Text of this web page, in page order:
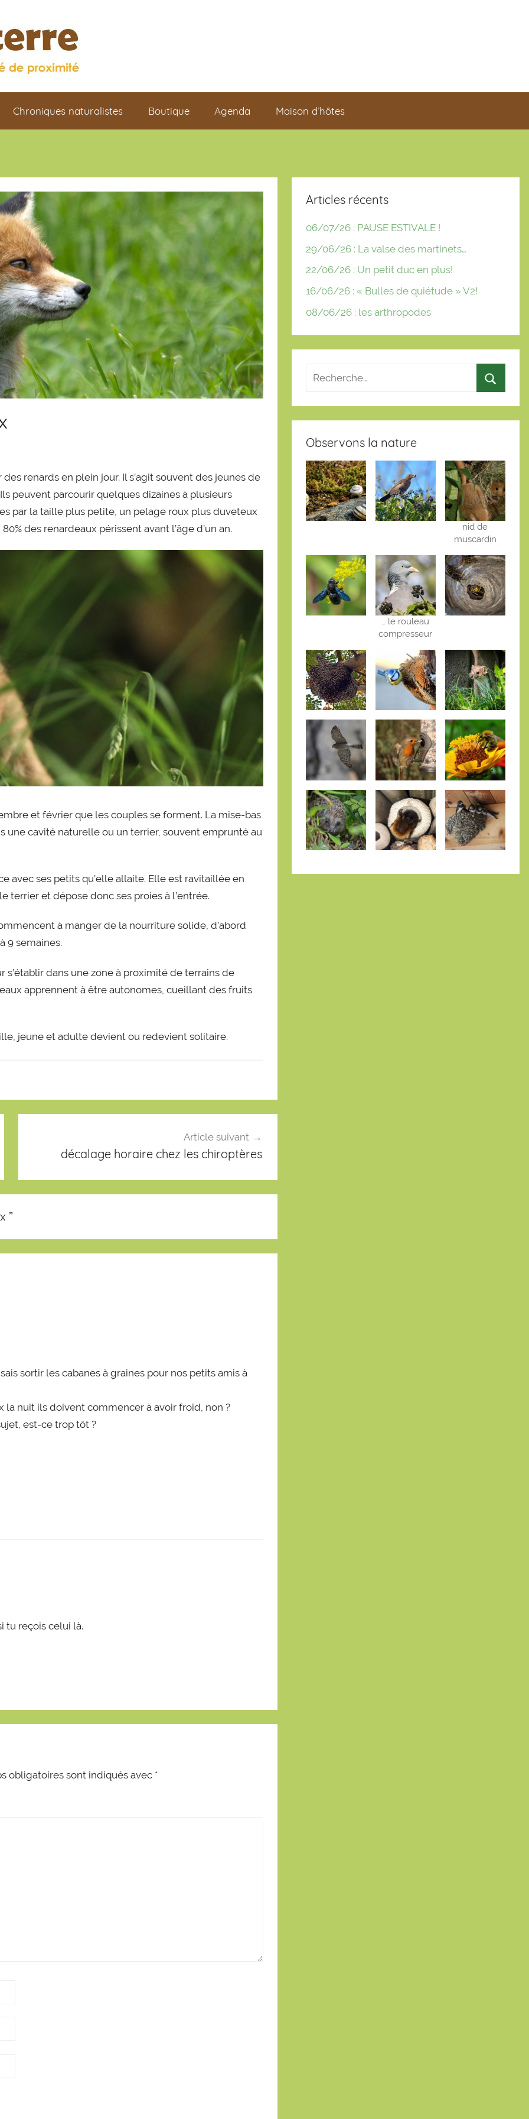
Chroniques naturalistes Boutique Agenda Maison d’hôtes
renards en plein jour. Il s’agit souvent des jeunes de
peuvent parcourir quelques dizaines à plusieurs
par la taille plus petite, un pelage roux plus duveteux
des renardeaux périssent avant l’âge d’un an.
et février que les couples se forment. La mise-bas
une cavité naturelle ou un terrier, souvent emprunté au
avec ses petits qu’elle allaite. Elle est ravitaillée en
terrier et dépose donc ses proies à l’entrée.
à manger de la nourriture solide, d’abord
9 semaines.
dans une zone à proximité de terrains de
apprennent à être autonomes, cueillant des fruits
jeune et adulte devient ou redevient solitaire.
Article suivant
décalage horaire chez les chiroptères
”
sortir les cabanes à graines pour nos petits amis à
la nuit ils doivent commencer à avoir froid, non ?
est-ce trop tôt ?
tu reçois celui là.
obligatoires sont indiqués avec *
Articles récents
06/07/26 : PAUSE ESTIVALE !
29/06/26 : La valse des martinets…
22/06/26 : Un petit duc en plus!
16/06/26 : « Bulles de quiétude » V2!
08/06/26 : les arthropodes
Observons la nature
nid de
muscardin
… le rouleau
compresseur